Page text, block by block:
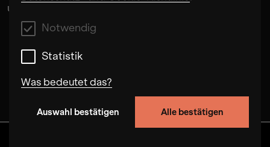
Notwendig
Statistik
Was bedeutet das?
Auswahl bestätigen Alle bestätigen
uraufgeführt.